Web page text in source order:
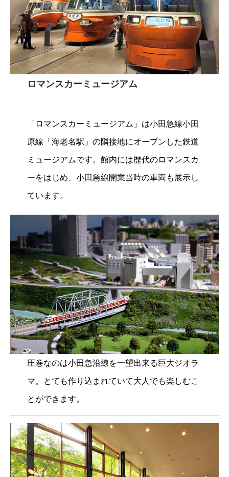
ロマンスカーミュージアム
「ロマンスカーミュージアム」は小田急線小田
原線「海老名駅」の隣接地にオープンした鉄道
ミュージアムです。館内には歴代のロマンスカ
ーをはじめ、小田急線開業当時の車両も展示し
ています。
圧巻なのは小田急沿線を一望出来る巨大ジオラ
マ。とても作り込まれていて大人でも楽しむこ
とができます。